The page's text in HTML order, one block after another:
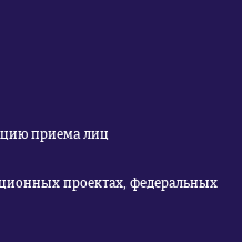
приема лиц
проектах, федеральных